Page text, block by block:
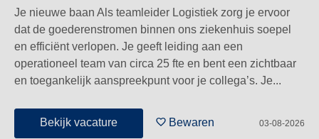
Je nieuwe baan Als teamleider Logistiek zorg je ervoor
dat de goederenstromen binnen ons ziekenhuis soepel
en efficiënt verlopen. Je geeft leiding aan een
operationeel team van circa 25 fte en bent een zichtbaar
en toegankelijk aanspreekpunt voor je collega’s. Je...
Bekijk vacature Bewaren 03-08-2026